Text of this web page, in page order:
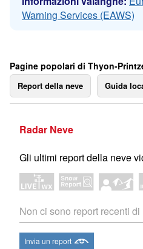
Warning Services (EAWS)
Pagine popolari di Thyon-
Report della neve Guida
Radar Neve
Gli ultimi report della neve
Non ci sono report recenti di
Invia un report